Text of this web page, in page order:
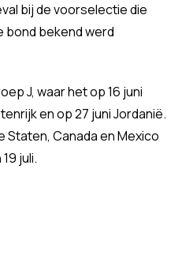
bij de voorselectie die
bond bekend werd
J, waar het op 16 juni
en op 27 juni Jordanië.
Staten, Canada en Mexico
juli.